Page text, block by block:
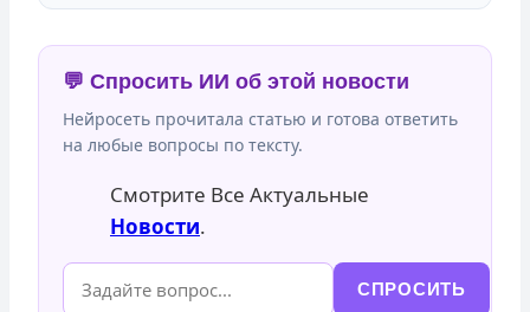
💬 Спросить ИИ об этой новости
Нейросеть прочитала статью и готова ответить
на любые вопросы по тексту.
Смотрите Все Актуальные
Новости.
СПРОСИТЬ